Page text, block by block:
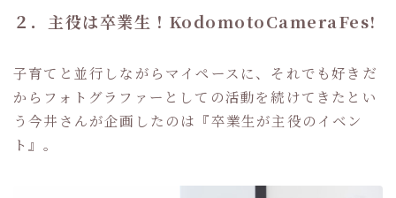
２．主役は卒業生！KodomotoCameraFes!
子育てと並行しながらマイペースに、それでも好きだ
からフォトグラファーとしての活動を続けてきたとい
う今井さんが企画したのは『卒業生が主役のイベン
ト』。